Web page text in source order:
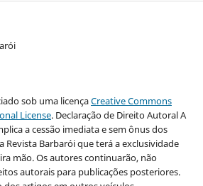
sob uma licençaCreative Commons
License. Declaração de Direito Autoral A
a cessão imediata e sem ônus dos
Revista Barbarói que terá a exclusividade
mão. Os autores continuarão, não
autorais para publicações posteriores.